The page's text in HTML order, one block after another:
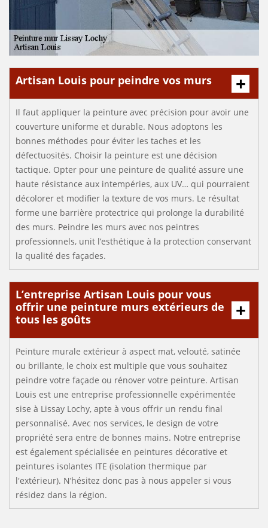
Artisan Louis pour peindre vos murs
Il faut appliquer la peinture avec précision pour avoir une
couverture uniforme et durable. Nous adoptons les
bonnes méthodes pour éviter les taches et les
défectuosités. Choisir la peinture est une décision
tactique. Opter pour une peinture de qualité assure une
haute résistance aux intempéries, aux UV… qui pourraient
décolorer et modifier la texture de vos murs. Le résultat
forme une barrière protectrice qui prolonge la durabilité
des murs. Peindre les murs avec nos peintres
professionnels, unit l’esthétique à la protection conservant
la qualité des façades.
L’entreprise Artisan Louis pour vous
offrir une peinture murs extérieurs de
tous les goûts
Peinture murale extérieur à aspect mat, velouté, satinée
ou brillante, le choix est multiple que vous souhaitez
peindre votre façade ou rénover votre peinture. Artisan
Louis est une entreprise professionnelle expérimentée
sise à Lissay Lochy, apte à vous offrir un rendu final
personnalisé. Avec nos services, le design de votre
propriété sera entre de bonnes mains. Notre entreprise
est également spécialisée en peintures décorative et
peintures isolantes ITE (isolation thermique par
l'extérieur). N’hésitez donc pas à nous appeler si vous
résidez dans la région.